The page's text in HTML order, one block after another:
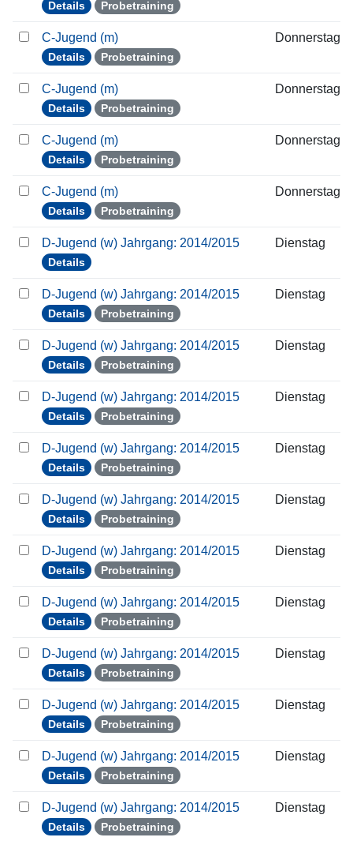
Details Probetraining
C-Jugend (m)
Details Probetraining
Donnerstag
C-Jugend (m)
Details Probetraining
Donnerstag
C-Jugend (m)
Details Probetraining
Donnerstag
C-Jugend (m)
Details Probetraining
Donnerstag
D-Jugend (w) Jahrgang: 2014/2015
Details
Dienstag
D-Jugend (w) Jahrgang: 2014/2015
Details Probetraining
Dienstag
D-Jugend (w) Jahrgang: 2014/2015
Details Probetraining
Dienstag
D-Jugend (w) Jahrgang: 2014/2015
Details Probetraining
Dienstag
D-Jugend (w) Jahrgang: 2014/2015
Details Probetraining
Dienstag
D-Jugend (w) Jahrgang: 2014/2015
Details Probetraining
Dienstag
D-Jugend (w) Jahrgang: 2014/2015
Details Probetraining
Dienstag
D-Jugend (w) Jahrgang: 2014/2015
Details Probetraining
Dienstag
D-Jugend (w) Jahrgang: 2014/2015
Details Probetraining
Dienstag
D-Jugend (w) Jahrgang: 2014/2015
Details Probetraining
Dienstag
D-Jugend (w) Jahrgang: 2014/2015
Details Probetraining
Dienstag
D-Jugend (w) Jahrgang: 2014/2015
Details Probetraining
Dienstag